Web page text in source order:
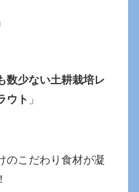
」
数少ない土耕栽培レ
ウト 」
のこだわり食材が凝